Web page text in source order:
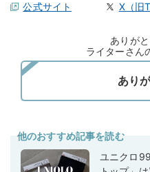
公式サイト X（旧
ありが
ライターさん
他のおすすめ記事を読む
ユニクロ